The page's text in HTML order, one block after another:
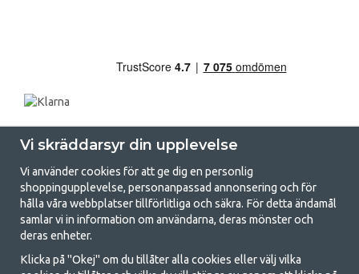
GetCamping.se - Din butik för camping
och uteliv
Vi skräddarsyr din upplevelse
Vi använder cookies för att ge dig en personlig
shoppingupplevelse, personanpassad annonsering och för
hålla våra webbplatser tillförlitliga och säkra. För detta ändamål
samlar vi in information om användarna, deras mönster och
deras enheter.
Klicka på "Okej" om du tillåter alla cookies eller välj vilka